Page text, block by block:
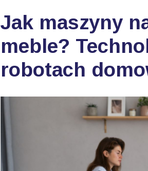
Jak maszyny
meble?
robotach